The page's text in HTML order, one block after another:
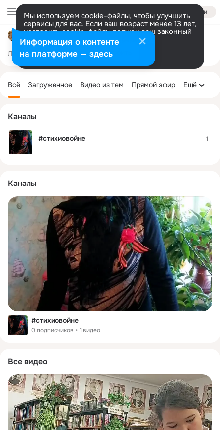
Войти
Мы используем cookie-файлы, чтобы улучшить
сервисы для вас. Если ваш возраст менее 13 лет,
настроить cookie-файлы должен ваш законный
представитель. Больше информации
Разрешить все Настроить
Лента Участники 145 Темы 355
Каналы
#стихиовойне
0 подписчиков 1 видео
Все видео
колонка
Всё Загруженное Видео из тем Прямой эфир Ещё
Каналы
#стихиовойне 1
Информация о контенте
на платформе — здесь